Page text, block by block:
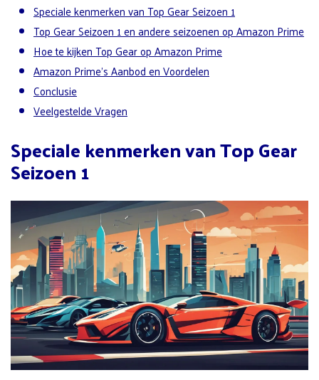
Speciale kenmerken van Top Gear Seizoen 1
Top Gear Seizoen 1 en andere seizoenen op Amazon Prime
Hoe te kijken Top Gear op Amazon Prime
Amazon Prime’s Aanbod en Voordelen
Conclusie
Veelgestelde Vragen
Speciale kenmerken van Top Gear
Seizoen 1